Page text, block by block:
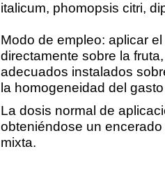
italicum, phomopsis citri,
Modo de empleo: aplicar
directamente sobre la
adecuados instalados
la homogeneidad del
La dosis normal de
obteniéndose un
mixta.